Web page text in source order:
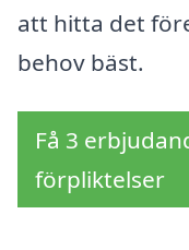
att hitta det
behov bäst.
Få 3
förpliktelser